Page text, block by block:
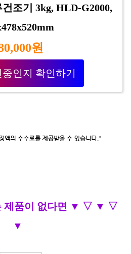
조기 3kg, HLD-G2000,
원
인지 확인하기
품이 없다면 ▼ ▽ ▼ ▽
▼